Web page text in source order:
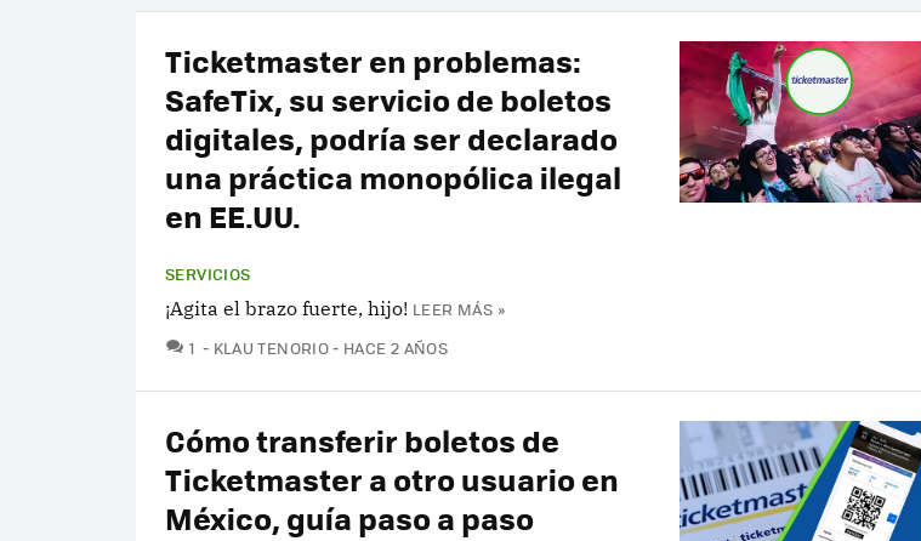
Ticketmaster en problemas:
SafeTix, su servicio de boletos
digitales, podría ser declarado
una práctica monopólica ilegal
en EE.UU.
SERVICIOS
¡Agita el brazo fuerte, hijo! LEER MÁS »
1 COMENTARIOS
KLAU TENORIO HACE 2 AÑOS
Cómo transferir boletos de
Ticketmaster a otro usuario en
México, guía paso a paso